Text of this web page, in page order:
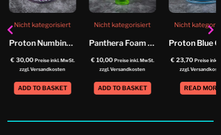
Nicht kategorisiert
Proton Numbing Butter
€ 30,00 Preise inkl. MwSt.
zzgl. Versandkosten
ADD TO BASKET
Nicht kategorisiert
Panthera Foam Soap Helix
€ 10,00 Preise inkl. MwSt.
zzgl. Versandkosten
ADD TO BASKET
Nicht
€ 23,70 Preise inkl.
zzgl.
READ MORE